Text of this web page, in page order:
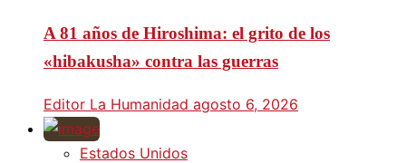
A 81 años de Hiroshima: el grito de los
«hibakusha» contra las guerras
Editor La Humanidad agosto 6, 2026
Estados Unidos